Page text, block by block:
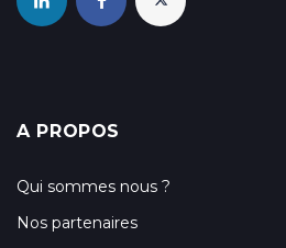
A PROPOS
Qui sommes nous ?
Nos partenaires